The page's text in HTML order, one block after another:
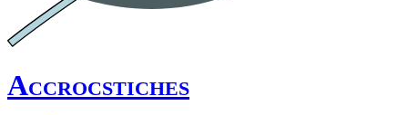
Accrocstiches